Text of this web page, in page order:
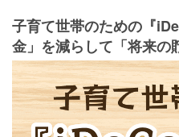
子育て世帯のための『
金」を減らして「将来の